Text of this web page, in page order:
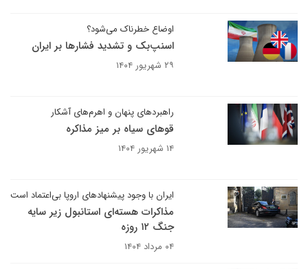
اوضاع خطرناک می‌شود؟
اسنپ‌بک و تشدید فشارها بر ایران
۲۹ شهریور ۱۴۰۴
راهبردهای پنهان و اهرم‌های آشکار
قوهای سیاه بر میز مذاکره
۱۴ شهریور ۱۴۰۴
ایران با وجود پیشنهادهای اروپا بی‌اعتماد است
مذاکرات هسته‌ای استانبول زیر سایه
جنگ ۱۲ روزه
۰۴ مرداد ۱۴۰۴